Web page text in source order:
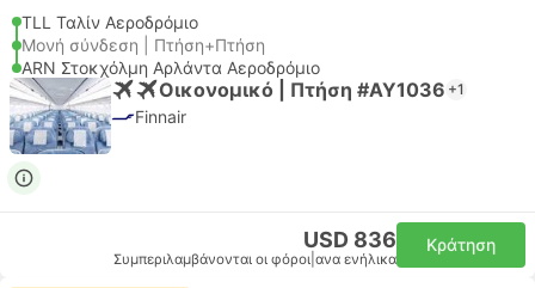
TLL Ταλίν Αεροδρόμιο
Μονή σύνδεση | Πτήση+Πτήση
ARN Στοκχόλμη Αρλάντα Αεροδρόμιο
Οικονομικό | Πτήση #AY1036 +1
Finnair
USD 836
Συμπεριλαμβάνονται οι φόροι ανα ενήλικα
Κράτηση